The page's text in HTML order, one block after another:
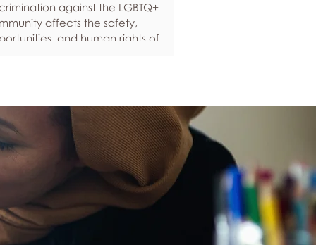
against the LGBTQ+
affects the safety,
and human rights of
your rights isn’t just about
safe - it’s also about feeling like
matter, and having control over
own life. Make sure you know your
rights in all sorts of situations – from
housin